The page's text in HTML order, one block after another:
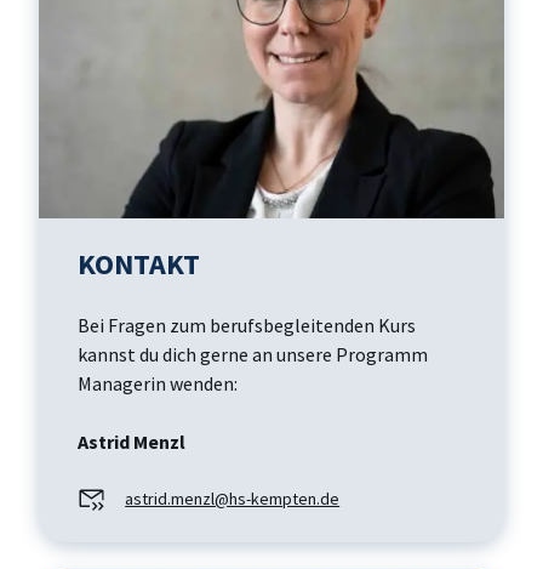
KONTAKT
Bei Fragen zum berufsbegleitenden Kurs
kannst du dich gerne an unsere Programm
Managerin wenden:
Astrid Menzl
astrid.menzl@hs-kempten.de